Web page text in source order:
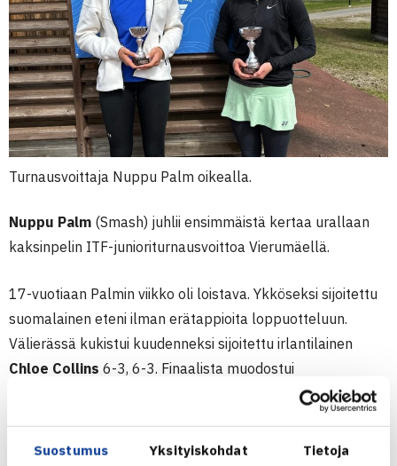
Suostumus Yksityiskohdat Tietoja
Turnausvoittaja Nuppu Palm oikealla.
Nuppu Palm (Smash) juhlii ensimmäistä kertaa urallaan
kaksinpelin ITF-junioriturnausvoittoa Vierumäellä.
17-vuotiaan Palmin viikko oli loistava. Ykköseksi sijoitettu
suomalainen eteni ilman erätappioita loppuotteluun.
Välierässä kukistui kuudenneksi sijoitettu irlantilainen
Chloe Collins 6-3, 6-3. Finaalista muodostui
Klara Stepankovankanssa.
Palm vei tiukan koitoksen ja turnauksen nimiinsä erin 7-
6(3), 0-6, 7-5.